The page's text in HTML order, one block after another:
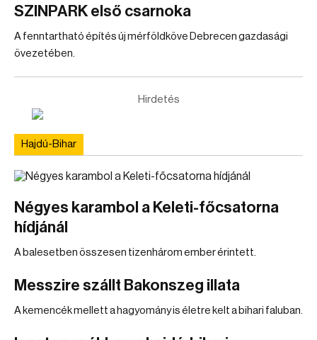
SZINPARK első csarnoka
A fenntartható építés új mérföldköve Debrecen gazdasági
övezetében.
Hirdetés
Hajdú-Bihar
Négyes karambol a Keleti-főcsatorna
hídjánál
A balesetben összesen tizenhárom ember érintett.
Messzire szállt Bakonszeg illata
A kemencék mellett a hagyomány is életre kelt a bihari faluban.